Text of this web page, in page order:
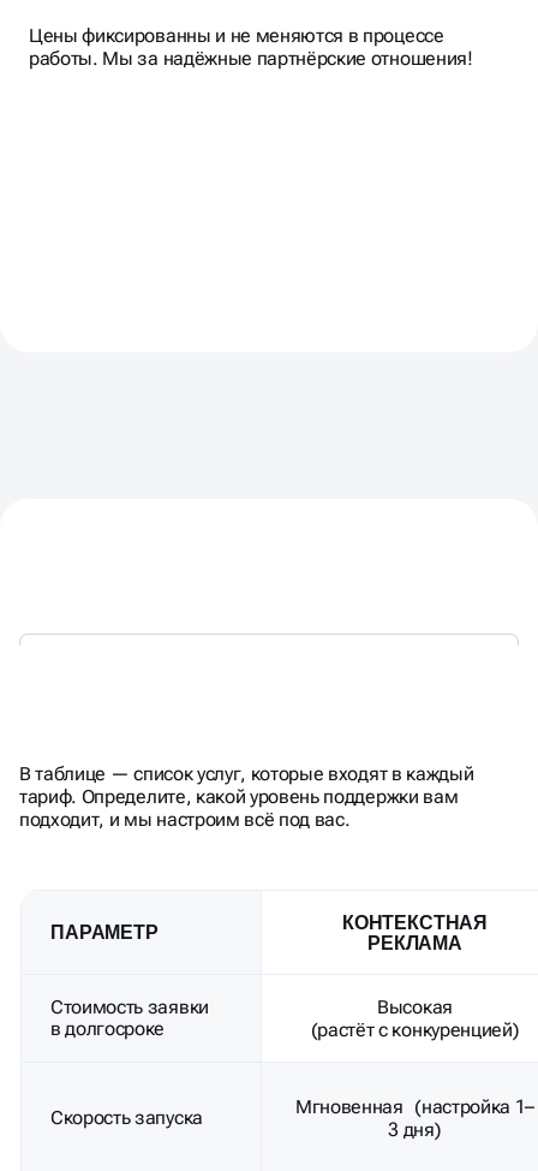
СОГЛАСОВЫВАЕМЭТАПЫ И
Цены фиксированны и не меняются в процессе
работы. Мы за надёжные партнёрские отношения!
КОНТЕКСТ И АВИТО
В таблице — список услуг, которые входят в каждый
тариф. Определите, какой уровень поддержки вам
подходит, и мы настроим всё под вас.
ПАРАМЕТР
КОНТЕКСТНАЯ
РЕКЛАМА
Стоимость заявки
в долгосроке
Высокая
(растёт с конкуренцией)
Скорость запуска
Мгновенная (настройка 1–
3 дня)